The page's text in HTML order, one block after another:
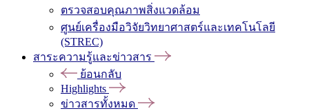
ตรวจสอบคุณภาพสิ่งแวดล้อม
ศูนย์เครื่องมือวิจัยวิทยาศาสตร์และเทคโนโลยี
(STREC)
สาระความรู้และข่าวสาร
ย้อนกลับ
Highlights
ข่าวสารทั้งหมด